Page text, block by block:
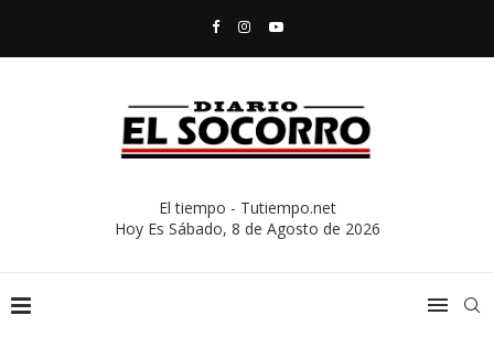
El tiempo - Tutiempo.net
Hoy Es Sábado, 8 de Agosto de 2026